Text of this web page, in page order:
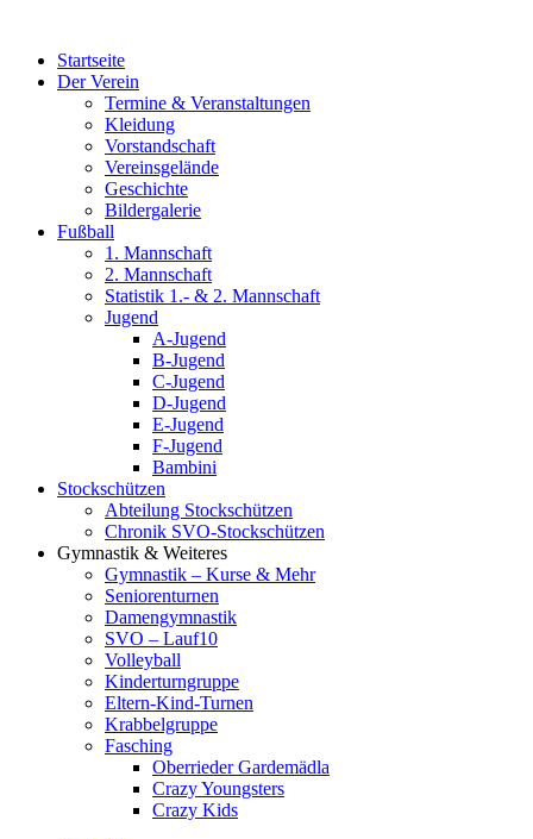
wechselnStartseite
Der Verein
Termine & Veranstaltungen
Kleidung
Vorstandschaft
Vereinsgelände
Geschichte
Bildergalerie
Fußball
1. Mannschaft
2. Mannschaft
Statistik 1.- & 2. Mannschaft
Jugend
A-Jugend
B-Jugend
C-Jugend
D-Jugend
E-Jugend
F-Jugend
Bambini
Stockschützen
Abteilung Stockschützen
Chronik SVO-Stockschützen
Gymnastik & Weiteres
Gymnastik – Kurse & Mehr
Seniorenturnen
Damengymnastik
SVO – Lauf10
Volleyball
Kinderturngruppe
Eltern-Kind-Turnen
Krabbelgruppe
Fasching
Oberrieder Gardemädla
Crazy Youngsters
Crazy Kids